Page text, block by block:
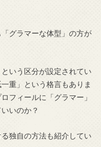
グラマーな体型」の方が
いう区分が設定されてい
重」という格言もありま
フィールに「グラマー」
いのか？
独自の方法も紹介してい